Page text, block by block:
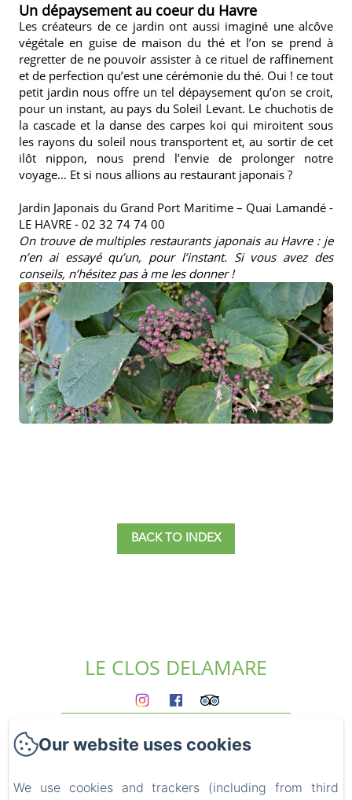
Un dépaysement au coeur du Havre
Les créateurs de ce jardin ont aussi imaginé une alcôve
végétale en guise de maison du thé et l’on se prend à
regretter de ne pouvoir assister à ce rituel de raffinement
et de perfection qu’est une cérémonie du thé. Oui ! ce tout
petit jardin nous offre un tel dépaysement qu’on se croit,
pour un instant, au pays du Soleil Levant. Le chuchotis de
la cascade et la danse des carpes koi qui miroitent sous
les rayons du soleil nous transportent et, au sortir de cet
ilôt nippon, nous prend l’envie de prolonger notre
voyage… Et si nous allions au restaurant japonais ?
Jardin Japonais du Grand Port Maritime – Quai Lamandé -
LE HAVRE - 02 32 74 74 00
On trouve de multiples restaurants japonais au Havre : je
n’en ai essayé qu’un, pour l’instant. Si vous avez des
conseils, n’hésitez pas à me les donner !
BACK TO INDEX
LE CLOS DELAMARE
The gites
Experiences
Our website uses cookies
We use cookies and trackers (including from third